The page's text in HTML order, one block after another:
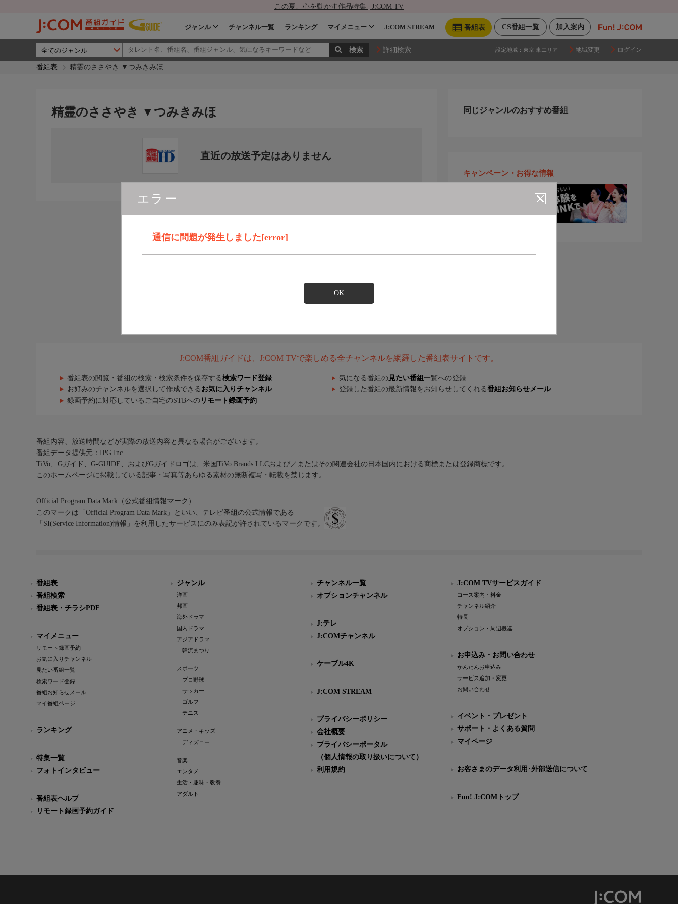
この夏、心を動かす作品特集 | J:COM TV
加入案内
CS番組一覧
番組表
ジャンル チャンネル一覧 ランキング マイメニュー J:COM STREAM
詳細検索 設定地域： 東京 東エリア 地域変更 ログイン
番組表 精霊のささやき ▼つみきみほ
エラー
通信に問題が発生しました[error]
OK
精霊のささやき ▼つみきみほ
直近の放送予定はありません
同じジャンルのおすすめ番組
キャンペーン・お得な情報
J:COM番組ガイドは、J:COM TVで楽しめる全チャンネルを網羅した番組表サイトです。
番組表の閲覧・番組の検索・検索条件を保存する検索ワード登録 気になる番組の 見たい番組 一覧への登録
お好みのチャンネルを選択して作成できる お気に入りチャンネル 登録した番組の最新情報をお知らせしてくれる番組お知らせメール
録画予約に対応しているご自宅のSTBへの リモート録画予約
番組内容、放送時間などが実際の放送内容と異なる場合がございます。
番組データ提供元：IPG Inc.
TiVo、Gガイド、G-GUIDE、およびGガイドロゴは、米国TiVo Brands LLCおよび／またはその関連会社の日本国内における商標または登録商標です。
このホームページに掲載している記事・写真等あらゆる素材の無断複写・転載を禁じます。
Official Program Data Mark（公式番組情報マーク）
このマークは「Official Program Data Mark」といい、テレビ番組の公式情報である
「SI(Service Information)情報」を利用したサービスにのみ表記が許されているマークです。
番組表
番組検索
番組表・チラシPDF
マイメニュー
リモート録画予約
お気に入りチャンネル
見たい番組一覧
検索ワード登録
番組お知らせメール
マイ番組ページ
ランキング
特集一覧
フォトインタビュー
番組表ヘルプ
リモート録画予約ガイド
ジャンル
洋画
邦画
海外ドラマ
国内ドラマ
アジアドラマ
韓流まつり
スポーツ
プロ野球
サッカー
ゴルフ
テニス
アニメ・キッズ
ディズニー
音楽
エンタメ
生活・趣味・教養
アダルト
チャンネル一覧
オプションチャンネル
J:テレ
J:COMチャンネル
ケーブル4K
J:COM STREAM
プライバシーポリシー
会社概要
プライバシーポータル
（個人情報の取り扱いについて）
利用規約
J:COM TVサービスガイド
コース案内・料金
チャンネル紹介
特長
オプション・周辺機器
お申込み・お問い合わせ
かんたんお申込み
サービス追加・変更
お問い合わせ
イベント・プレゼント
サポート・よくある質問
マイページ
お客さまのデータ利用･外部送信について
Fun! J:COMトップ